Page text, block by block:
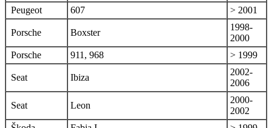
Peugeot
607 > 2001
Porsche Boxster
1998-
2000
Porsche
911, 968 > 1999
Seat Ibiza
2002-
2006
Seat Leon
2000-
2002